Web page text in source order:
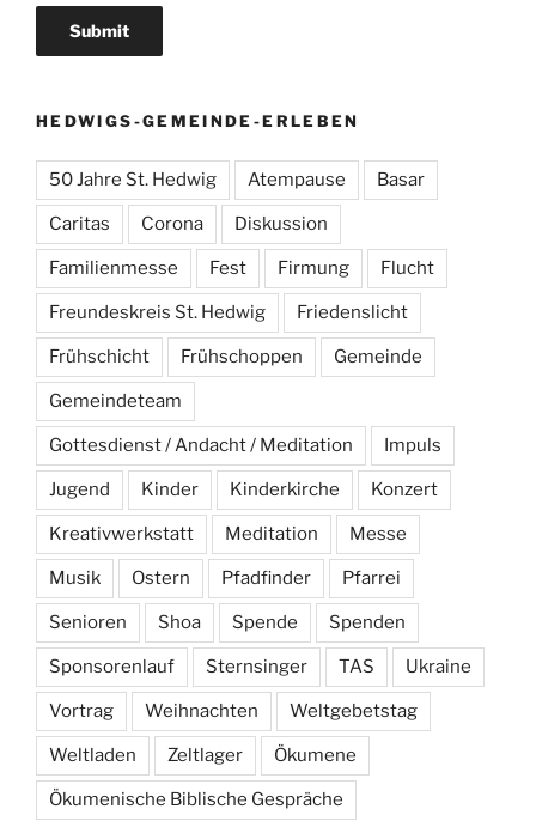
HEDWIGS-GEMEINDE-ERLEBEN
50 Jahre St. Hedwig Atempause Basar
Caritas Corona Diskussion
Familienmesse Fest Firmung Flucht
Freundeskreis St. Hedwig Friedenslicht
Frühschicht Frühschoppen Gemeinde
Gemeindeteam
Gottesdienst / Andacht / Meditation Impuls
Jugend Kinder Kinderkirche Konzert
Kreativwerkstatt Meditation Messe
Musik Ostern Pfadfinder Pfarrei
Senioren Shoa Spende Spenden
Sponsorenlauf Sternsinger TAS Ukraine
Vortrag Weihnachten Weltgebetstag
Weltladen Zeltlager Ökumene
Ökumenische Biblische Gespräche